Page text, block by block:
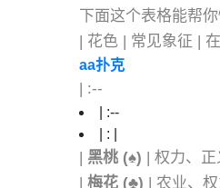
下面这个表格能帮
| 花色 | 常见象征 |
aa扑克
| :--
| :--
| : |
| 黑桃 (♠) | 权力、
| 梅花 (♣) | 农业、